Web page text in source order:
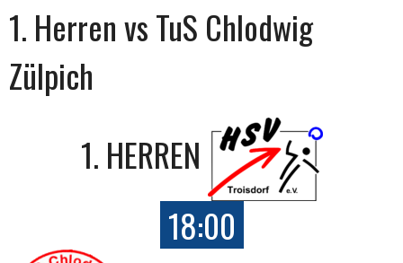
1. Herren vs TuS Chlodwig
Zülpich
1. HERREN
18:00